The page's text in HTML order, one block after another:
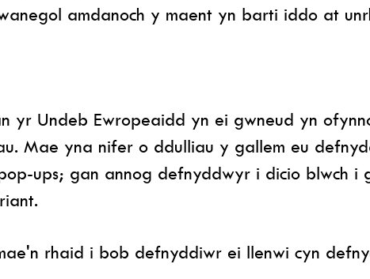
amdanoch y maent yn barti iddo at
Undeb Ewropeaidd yn ei gwneud yn
Mae yna nifer o ddulliau y gallem eu
ups; gan annog defnyddwyr i dicio blwch i
rhaid i bob defnyddiwr ei llenwi cyn